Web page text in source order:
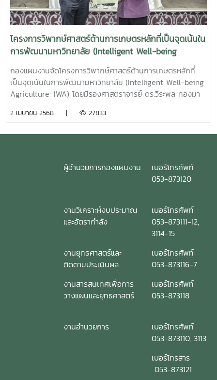
โครงการวิพากษ์ศาสตร์ด้านการเกษตรหลักที่เป็นจุดเน้นใน
การพัฒนามหาวิทยาลัย (Intelligent Well-being
Agriculture: IWA)
กองแผนงานจัดโครงการวิพากษ์ศาสตร์ด้านการเกษตรหลักที่
เป็นจุดเน้นในการพัฒนามหาวิทยาลัย (Intelligent Well-being
Agriculture: IWA) โดยมีรองศาสตราจารย์ ดร.วีระพล ทองมา
หมาย เพื่อการพัฒนามหาวิทยาลัยแม่โจ้ และศาสตร์เรือธง
วิเคราะห์นโยบายและแผนอาวุโส หัวหน้างานสนับสนุนการวิจัยด้าน
อาหาร สำนักงานพัฒนาการวิจัยการเกษตร (องค์การมหาชน)
2 เมษายน 2568 | 27833
ผู้อำนวยการกองแผนงาน
เบอร์โทรศัพท์
053-873120
งานวิเคราะห์งบประมาณ
และอัตรากำลัง
เบอร์โทรศัพท์
053-873111-12,
3114-15
งานยุทธศาสตร์และ
ติดตามประเมินผล
เบอร์โทรศัพท์
053-873116-7
งานสารสนเทศเพื่อการ
วางแผนและยุทธศาสตร์
เบอร์โทรศัพท์
053-873118
งานอำนวยการ
เบอร์โทรศัพท์
053-873110, 3113
เบอร์โทรสาร
053-873121